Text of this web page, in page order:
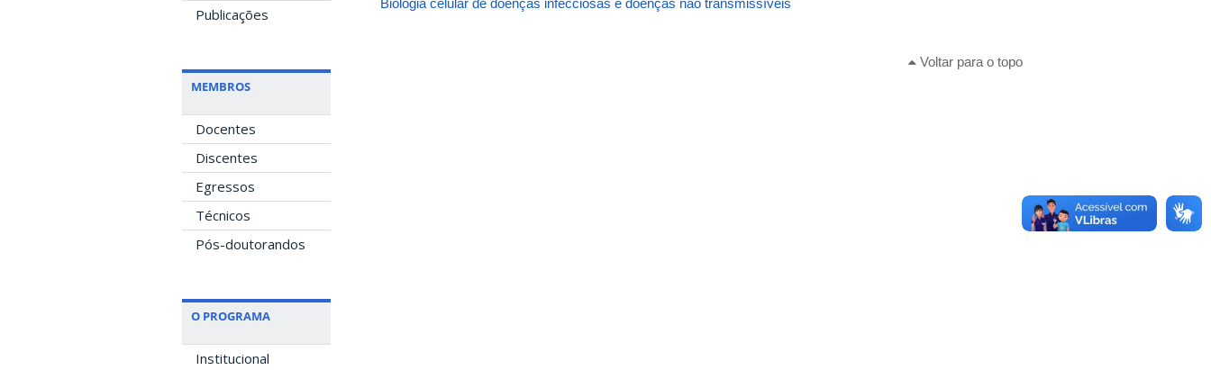
Publicações
MEMBROS
Docentes
Discentes
Egressos
Técnicos
Pós-doutorandos
O PROGRAMA
Institucional
Voltar para o topo